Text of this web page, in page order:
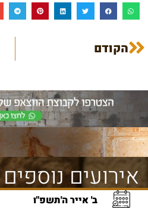
הקודם
אירועים נוספים
ב' אייר ה'תשפ"ו